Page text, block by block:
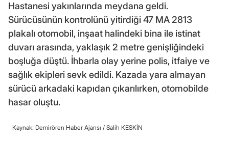
Hastanesi yakınlarında meydana geldi.
Sürücüsünün kontrolünü yitirdiği 47 MA 2813
plakalı otomobil, inşaat halindeki bina ile istinat
duvarı arasında, yaklaşık 2 metre genişliğindeki
boşluğa düştü. İhbarla olay yerine polis, itfaiye ve
sağlık ekipleri sevk edildi. Kazada yara almayan
sürücü arkadaki kapıdan çıkarılırken, otomobilde
hasar oluştu.
Kaynak: Demirören Haber Ajansı / Salih KESKİN